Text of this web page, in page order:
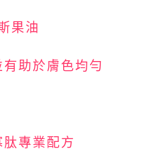
果油
助於膚色均勻
專業配方